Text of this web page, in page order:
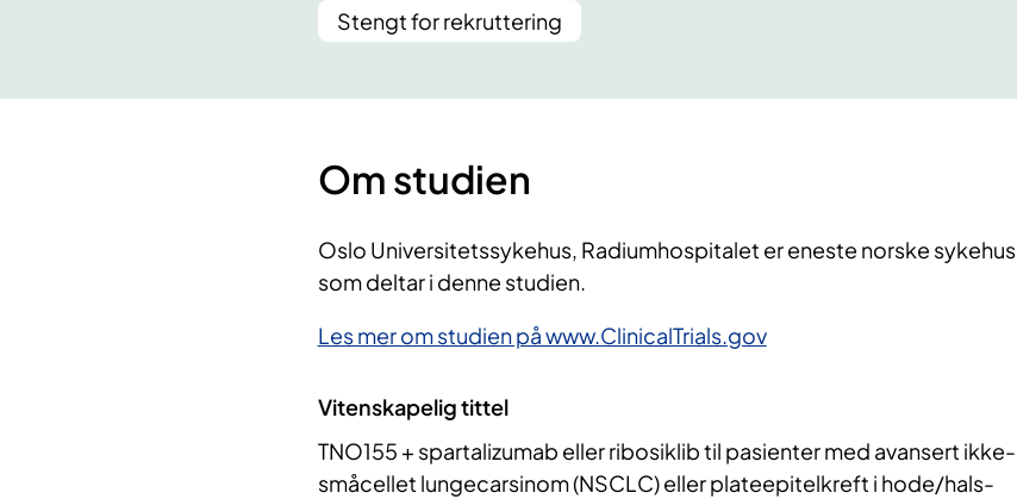
Stengt for rekruttering
Om studien
Oslo Universitetssykehus, Radiumhospitalet er eneste norske sykehus
som deltar i denne studien.
Les mer om studien på www.ClinicalTrials.gov
Vitenskapelig tittel
TNO155 + spartalizumab eller ribosiklib til pasienter med avansert ikke-
småcellet lungecarsinom (NSCLC) eller plateepitelkreft i hode/hals-